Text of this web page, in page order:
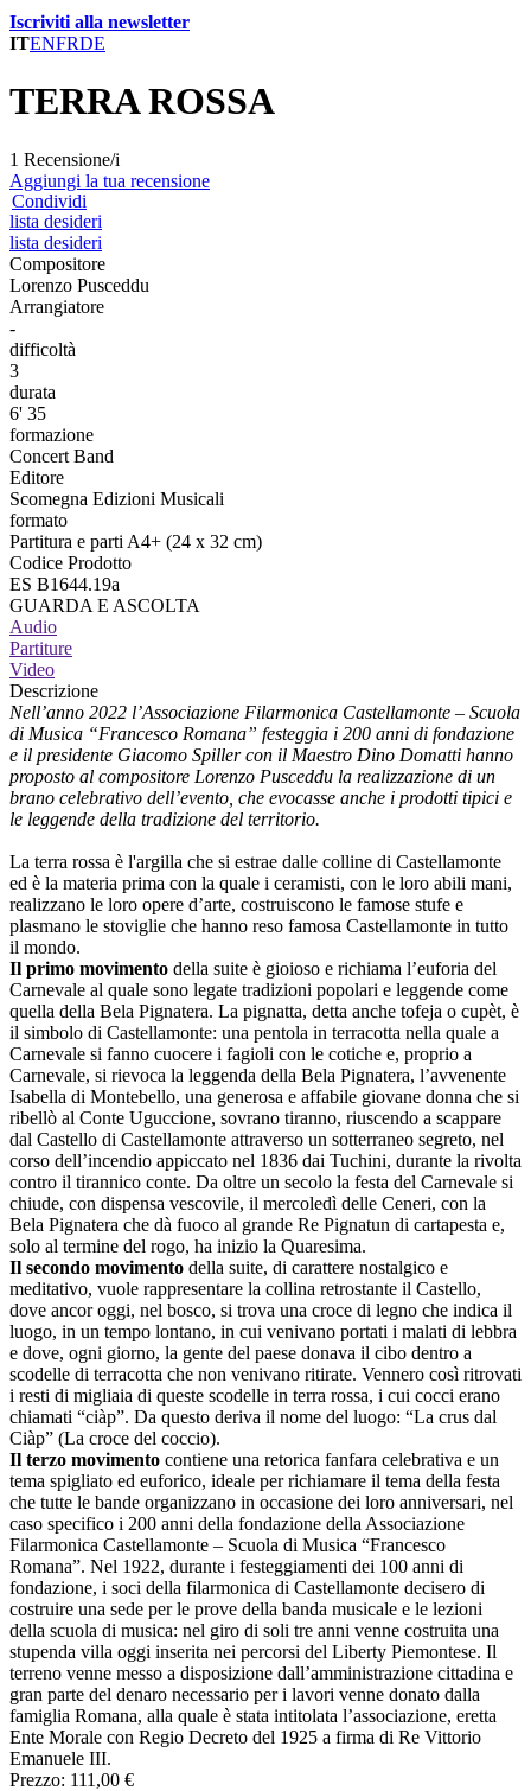
Iscriviti alla newsletter
ITENFRDE
TERRA ROSSA
1 Recensione/i
Aggiungi la tua recensione
Condividi
lista desideri
lista desideri
Compositore
Lorenzo Pusceddu
Arrangiatore
-
difficoltà
3
durata
6' 35
formazione
Concert Band
Editore
Scomegna Edizioni Musicali
formato
Partitura e parti A4+ (24 x 32 cm)
Codice Prodotto
ES B1644.19a
GUARDA E ASCOLTA
Audio
Partiture
Video
Descrizione
Nell’anno 2022 l’Associazione Filarmonica Castellamonte – Scuola
di Musica “Francesco Romana” festeggia i 200 anni di fondazione
e il presidente Giacomo Spiller con il Maestro Dino Domatti hanno
proposto al compositore Lorenzo Pusceddu la realizzazione di un
brano celebrativo dell’evento, che evocasse anche i prodotti tipici e
le leggende della tradizione del territorio.
La terra rossa è l'argilla che si estrae dalle colline di Castellamonte
ed è la materia prima con la quale i ceramisti, con le loro abili mani,
realizzano le loro opere d’arte, costruiscono le famose stufe e
plasmano le stoviglie che hanno reso famosa Castellamonte in tutto
il mondo.
Il primo movimento della suite è gioioso e richiama l’euforia del
Carnevale al quale sono legate tradizioni popolari e leggende come
quella della Bela Pignatera. La pignatta, detta anche tofeja o cupèt, è
il simbolo di Castellamonte: una pentola in terracotta nella quale a
Carnevale si fanno cuocere i fagioli con le cotiche e, proprio a
Carnevale, si rievoca la leggenda della Bela Pignatera, l’avvenente
Isabella di Montebello, una generosa e affabile giovane donna che si
ribellò al Conte Uguccione, sovrano tiranno, riuscendo a scappare
dal Castello di Castellamonte attraverso un sotterraneo segreto, nel
corso dell’incendio appiccato nel 1836 dai Tuchini, durante la rivolta
contro il tirannico conte. Da oltre un secolo la festa del Carnevale si
chiude, con dispensa vescovile, il mercoledì delle Ceneri, con la
Bela Pignatera che dà fuoco al grande Re Pignatun di cartapesta e,
solo al termine del rogo, ha inizio la Quaresima.
Il secondo movimento della suite, di carattere nostalgico e
meditativo, vuole rappresentare la collina retrostante il Castello,
dove ancor oggi, nel bosco, si trova una croce di legno che indica il
luogo, in un tempo lontano, in cui venivano portati i malati di lebbra
e dove, ogni giorno, la gente del paese donava il cibo dentro a
scodelle di terracotta che non venivano ritirate. Vennero così ritrovati
i resti di migliaia di queste scodelle in terra rossa, i cui cocci erano
chiamati “ciàp”. Da questo deriva il nome del luogo: “La crus dal
Ciàp” (La croce del coccio).
Il terzo movimento contiene una retorica fanfara celebrativa e un
tema spigliato ed euforico, ideale per richiamare il tema della festa
che tutte le bande organizzano in occasione dei loro anniversari, nel
caso specifico i 200 anni della fondazione della Associazione
Filarmonica Castellamonte – Scuola di Musica “Francesco
Romana”. Nel 1922, durante i festeggiamenti dei 100 anni di
fondazione, i soci della filarmonica di Castellamonte decisero di
costruire una sede per le prove della banda musicale e le lezioni
della scuola di musica: nel giro di soli tre anni venne costruita una
stupenda villa oggi inserita nei percorsi del Liberty Piemontese. Il
terreno venne messo a disposizione dall’amministrazione cittadina e
gran parte del denaro necessario per i lavori venne donato dalla
famiglia Romana, alla quale è stata intitolata l’associazione, eretta
Ente Morale con Regio Decreto del 1925 a firma di Re Vittorio
Emanuele III.
Prezzo: 111,00 €